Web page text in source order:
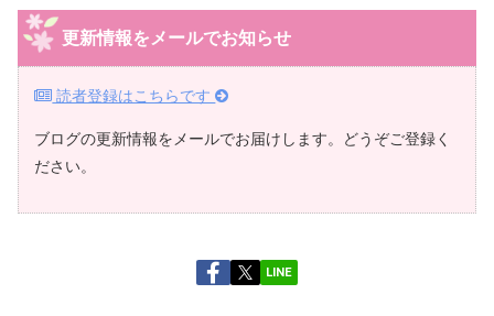
更新情報をメールでお知らせ
読者登録はこちらです
ブログの更新情報をメールでお届けします。どうぞご登録く
ださい。
LINE